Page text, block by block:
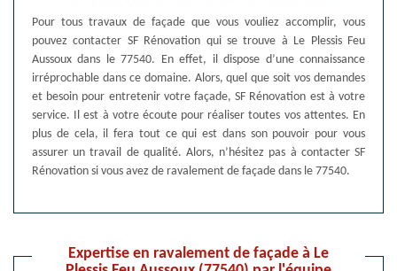
Pour tous travaux de façade que vous vouliez accomplir, vous
pouvez contacter SF Rénovation qui se trouve à Le Plessis Feu
Aussoux dans le 77540. En effet, il dispose d’une connaissance
irréprochable dans ce domaine. Alors, quel que soit vos demandes
et besoin pour entretenir votre façade, SF Rénovation est à votre
service. Il est à votre écoute pour réaliser toutes vos attentes. En
plus de cela, il fera tout ce qui est dans son pouvoir pour vous
assurer un travail de qualité. Alors, n’hésitez pas à contacter SF
Rénovation si vous avez de ravalement de façade dans le 77540.
Expertise en ravalement de façade à Le